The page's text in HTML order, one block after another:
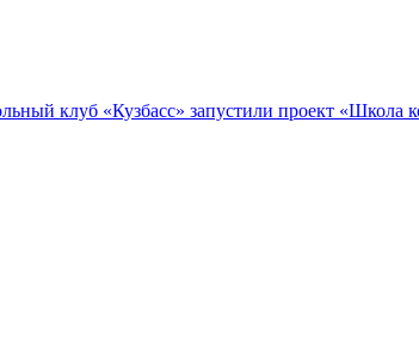
клуб «Кузбасс» запустили проект «Школа